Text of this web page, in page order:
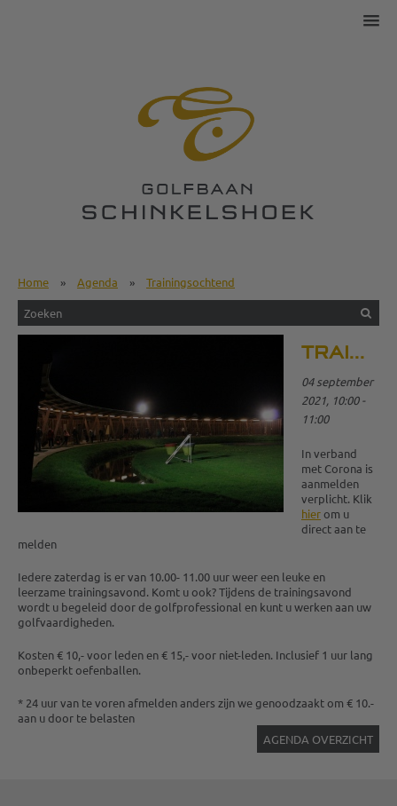
Home » Agenda » Trainingsochtend
TRAININGSOCHTEND
04 september
2021, 10:00 -
11:00
In verband
met Corona is
aanmelden
verplicht. Klik
hierom u
direct aan te
melden
Iedere zaterdag is er van 10.00- 11.00 uur weer een leuke en
leerzame trainingsavond. Komt u ook? Tijdens de trainingsavond
wordt u begeleid door de golfprofessional en kunt u werken aan uw
golfvaardigheden.
Kosten € 10,- voor leden en € 15,- voor niet-leden. Inclusief 1 uur lang
onbeperkt oefenballen.
* 24 uur van te voren afmelden anders zijn we genoodzaakt om € 10.-
aan u door te belasten
AGENDA OVERZICHT